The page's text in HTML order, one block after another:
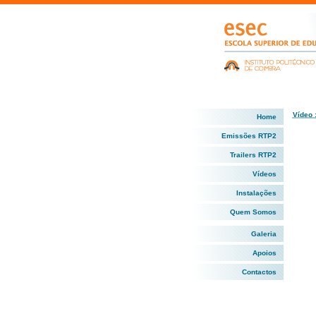
Home
Emissões RTP2
Trailers RTP2
Vídeos
Instalações
Quem Somos
Galeria
Apoios
Contactos
Vídeo